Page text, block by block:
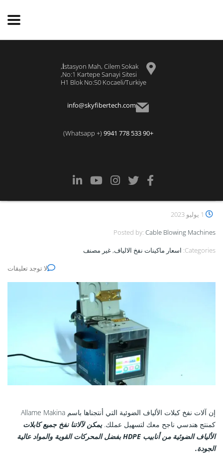
İstasyon Mah, Cilem Sokak,
No:1 Kartepe Sanayi Sitesi,
H1 Blok No:50 Kocaeli/Turkiye
info@skyfibertech.com
+90 533 778 9941
(+ Whatsapp)
Posted by: Cable Blowing Machines
Categories: اسعار ماكينات نفخ الالياف, غير مصنف
لا توجد تعليقات
إن آلات نفخ كبلات الألياف الضوئية التي أنتجناها باسم Allame Makina
كمنتج هندسي ناجح معك لتسهيل عملك.يمكن لآلاتنا نفخ جميع كابلات
الألياف الضوئية من أنابيب HDPE بفضل المحركات القوية والمواد عالية
الجودة.